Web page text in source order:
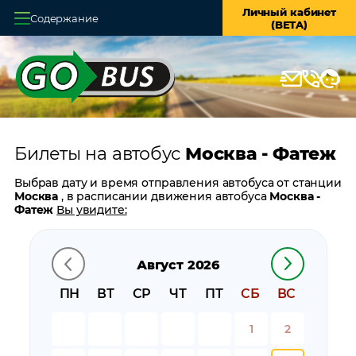
Содержание
Личный кабинет
(BETA)
Главная
О системе
Оплата и доставка
Возврат билетов
Контакты
Билеты на автобус Москва - Фатеж
Август 2026
ПН
ВТ СР ЧТ ПТ СБ ВС
1 2
Выбрав дату и время отправления автобуса от станции
Москва, в расписании движения автобусаМосква -
Фатеж Вы увидите:
время прибытия
время в пути
цену билета
Москва